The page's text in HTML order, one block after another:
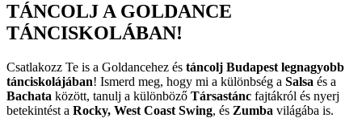
TÁNCOLJ A GOLDANCE
TÁNCISKOLÁBAN!
Csatlakozz Te is a Goldancehez és táncolj Budapest legnagyobb
tánciskolájában! Ismerd meg, hogy mi a különbség a Salsa és a
Bachata között, tanulj a különböző Társastánc fajtákról és nyerj
betekintést a Rocky, West Coast Swing, és Zumba világába is.